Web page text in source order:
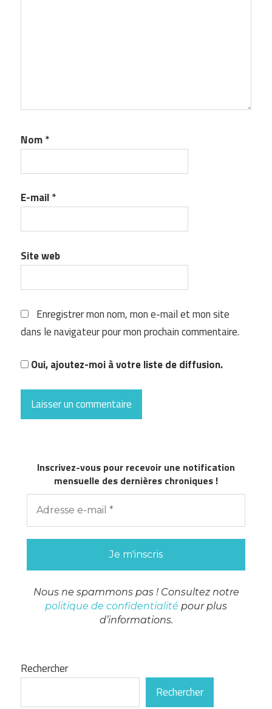
Nom*
E-mail*
Site web
Enregistrer mon nom, mon e-mail et mon site
dans le navigateur pour mon prochain commentaire.
Oui, ajoutez-moi à votre liste de diffusion.
Inscrivez-vous pour recevoir une notification
mensuelle des dernières chroniques !
Nous ne spammons pas ! Consultez notre
politique de confidentialité pour plus
d’informations.
Rechercher
Rechercher